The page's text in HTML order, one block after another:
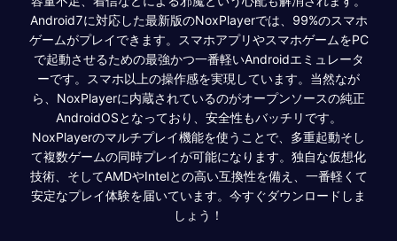
Android7に対応した最新版のNoxPlayerでは、99%のスマホ
ゲームがプレイできます。スマホアプリやスマホゲームをPC
で起動させるための最強かつ一番軽いAndroidエミュレータ
ーです。スマホ以上の操作感を実現しています。当然なが
ら、NoxPlayerに内蔵されているのがオープンソースの純正
AndroidOSとなっており、安全性もバッチリです。
NoxPlayerのマルチプレイ機能を使うことで、多重起動そし
て複数ゲームの同時プレイが可能になります。独自な仮想化
技術、そしてAMDやIntelとの高い互換性を備え、一番軽くて
安定なプレイ体験を届いています。今すぐダウンロードしま
しょう！